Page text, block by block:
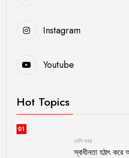
Instagram
Youtube
Hot Topics
01
দেশি খবর
স্বাধীনতা হঠাৎ করে